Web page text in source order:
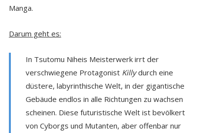
Manga.
Darum geht es:
In Tsutomu Niheis Meisterwerk irrt der
verschwiegene Protagonist Killydurch eine
düstere, labyrinthische Welt, in der gigantische
Gebäude endlos in alle Richtungen zu wachsen
scheinen. Diese futuristische Welt ist bevölkert
von Cyborgs und Mutanten, aber offenbar nur